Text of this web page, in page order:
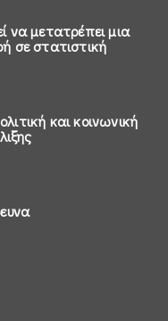
να μετατρέπει μια
σε στατιστική
και κοινωνική